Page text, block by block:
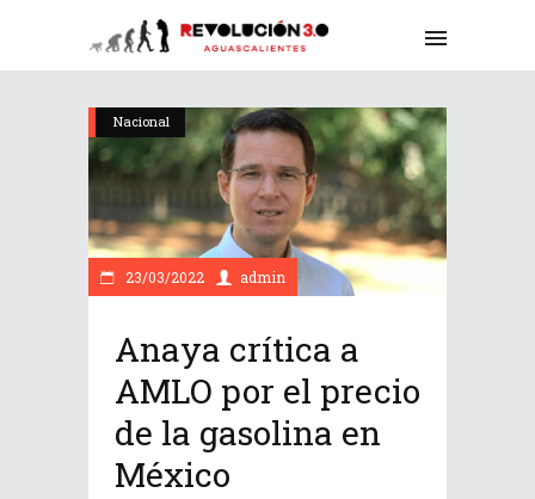
Nacional
23/03/2022 admin
Anaya crítica a
AMLO por el precio
de la gasolina en
México